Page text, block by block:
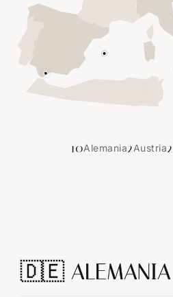
10Alemania2Austria2
🇩🇪 ALEMANIA